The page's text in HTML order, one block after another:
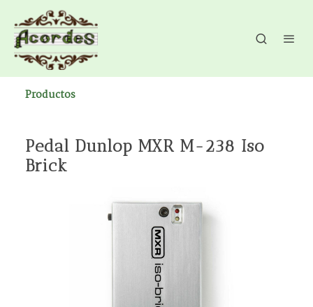
Productos
Pedal Dunlop MXR M-238 Iso
Brick